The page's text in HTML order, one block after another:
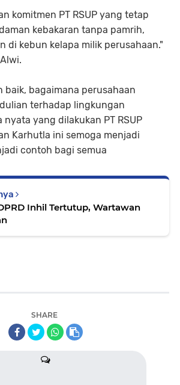
komitmen PT RSUP yang tetap
kebakaran tanpa pamrih,
di kebun kelapa milik perusahaan."
baik, bagaimana perusahaan
terhadap lingkungan
nyata yang dilakukan PT RSUP
Karhutla ini semoga menjadi
contoh bagi semua
Inhil Tertutup, Wartawan
SHARE